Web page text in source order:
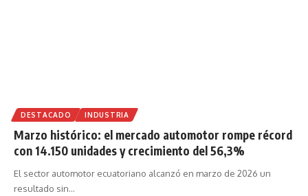
DESTACADO INDUSTRIA
Marzo histórico: el mercado automotor rompe récord
con 14.150 unidades y crecimiento del 56,3%
El sector automotor ecuatoriano alcanzó en marzo de 2026 un
resultado sin…